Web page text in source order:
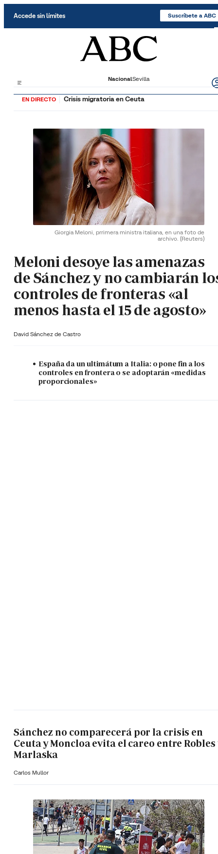
Accede sin límites Suscríbete a ABC
NacionalSevilla
EN DIRECTO Crisis migratoria en Ceuta
Giorgia Meloni, prrimera ministra italiana, en una foto de
archivo. (Reuters)
Meloni desoye las amenazas
de Sánchez y no cambiarán
controles de fronteras «al
menos hasta el 15 de agosto»
David Sánchez de Castro
España da un ultimátum a Italia: o pone fin a los
controles en frontera o se adoptarán «medidas
proporcionales»
Sánchez no comparecerá por la crisis en
Ceuta y Moncloa evita el careo entre Robles
Marlaska
Carlos Mullor